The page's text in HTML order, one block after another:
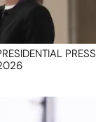
PRESS